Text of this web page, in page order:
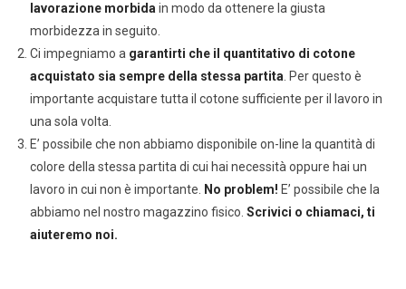
lavorazione morbidain modo da ottenere la giusta
morbidezza in seguito.
Ci impegniamo a garantirti che il quantitativo di cotone
acquistato sia sempre della stessa partita. Per questo è
importante acquistare tutta il cotone sufficiente per il lavoro in
una sola volta.
E’ possibile che non abbiamo disponibile on-line la quantità di
colore della stessa partita di cui hai necessità oppure hai un
lavoro in cui non è importante. No problem! E’ possibile che la
abbiamo nel nostro magazzino fisico. Scrivici o chiamaci, ti
aiuteremo noi.